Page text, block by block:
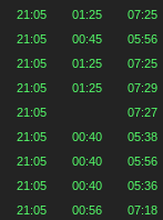
21:05 01:25 07:25
21:05 00:45 05:56
21:05 01:25 07:25
21:05 01:25 07:29
21:05 07:27
21:05 00:40 05:38
21:05 00:40 05:56
21:05 00:40 05:36
21:05 00:56 07:18